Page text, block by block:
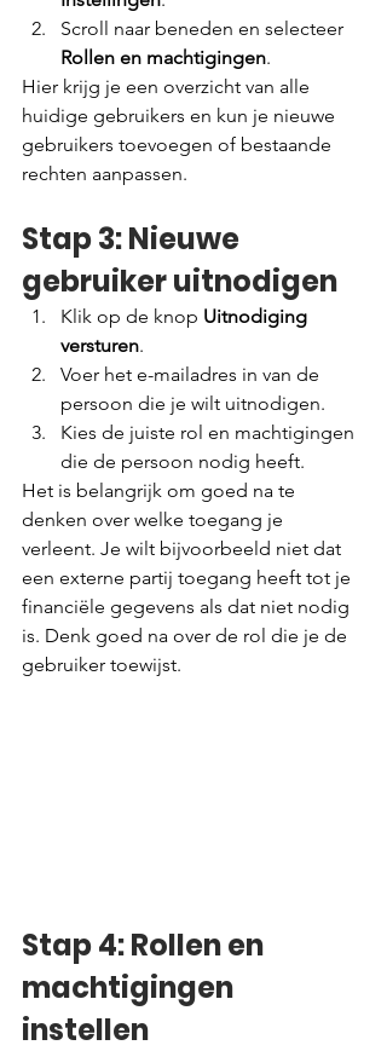
Scroll naar beneden en selecteer
Rollen en machtigingen.
Hier krijg je een overzicht van alle
huidige gebruikers en kun je nieuwe
gebruikers toevoegen of bestaande
rechten aanpassen.
Stap 3: Nieuwe
gebruiker uitnodigen
Klik op de knop Uitnodiging
versturen.
Voer het e-mailadres in van de
persoon die je wilt uitnodigen.
Kies de juiste rol en machtigingen
die de persoon nodig heeft.
Het is belangrijk om goed na te
denken over welke toegang je
verleent. Je wilt bijvoorbeeld niet dat
een externe partij toegang heeft tot je
financiële gegevens als dat niet nodig
is. Denk goed na over de rol die je de
gebruiker toewijst.
Stap 4: Rollen en
machtigingen
instellen